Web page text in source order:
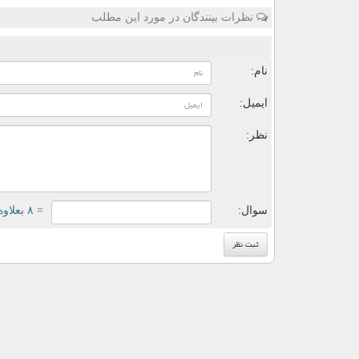
نظرات بینندگان در مورد این مطلب
نام:
ایمیل:
نظر:
سوال: = ۸ بعلاوه ۴